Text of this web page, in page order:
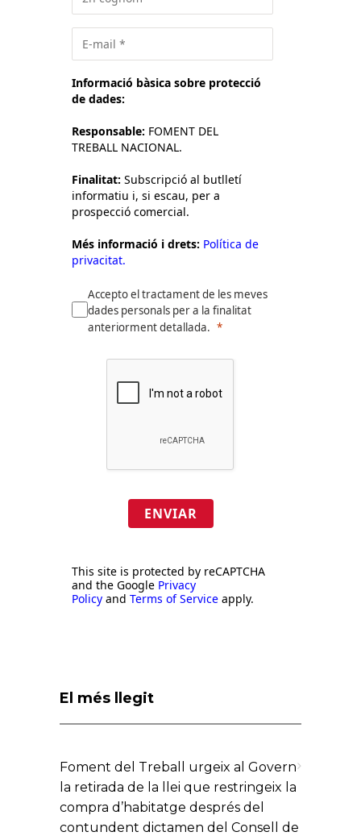
Informació bàsica sobre protecció
de dades:
Responsable: FOMENT DEL
TREBALL NACIONAL.
Finalitat: Subscripció al butlletí
informatiu i, si escau, per a
prospecció comercial.
Més informació i drets: Política de
privacitat.
Accepto el tractament de les meves
dades personals per a la finalitat
anteriorment detallada.
ENVIAR
This site is protected by reCAPTCHA
and the Google Privacy
Policy and Terms of Service apply.
El més llegit
Foment del Treball urgeix al Govern
la retirada de la llei que restringeix la
compra d’habitatge després del
contundent dictamen del Consell de